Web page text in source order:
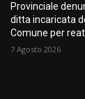
Provinciale
ditta incaricata
Comune per
7 Agosto 2026